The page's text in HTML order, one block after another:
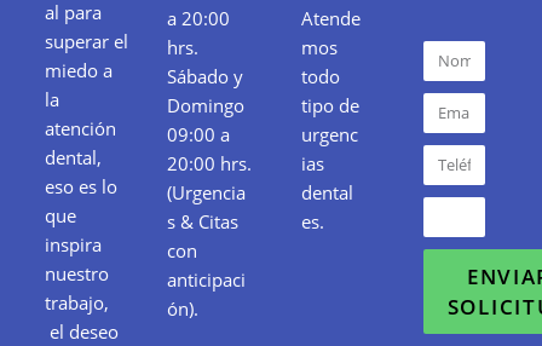
al para
superar el
miedo a
la
atención
dental,
eso es lo
que
inspira
nuestro
trabajo,
el deseo
a 20:00
hrs.
Sábado y
Domingo
09:00 a
20:00 hrs.
(Urgencia
s & Citas
con
anticipaci
ón).
Atende
mos
todo
tipo de
urgenc
ias
dental
es.